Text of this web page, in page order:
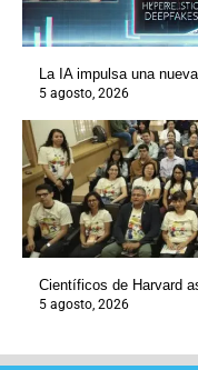
La IA impulsa una
5 agosto, 2026
Científicos de Harvard
5 agosto, 2026